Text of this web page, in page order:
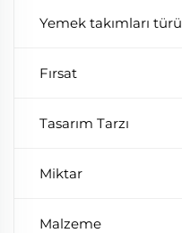
Yemek takımları türü
Fırsat
Tasarım Tarzı
Miktar
Malzeme